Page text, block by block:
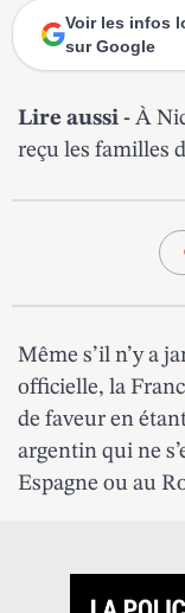
Voir les infos
sur Google
Lire aussi - À
reçu les familles
Même s’il n’y a
officielle, la
de faveur en
argentin qui ne
Espagne ou au